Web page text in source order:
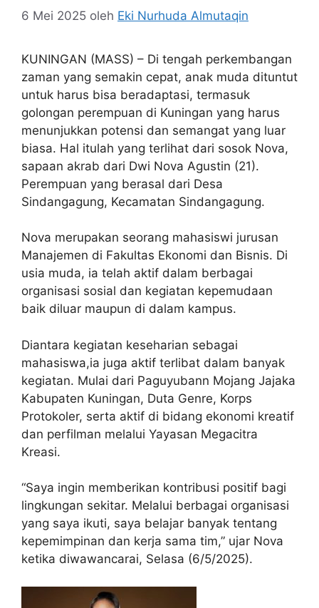
6 Mei 2025 oleh Eki Nurhuda Almutaqin
KUNINGAN (MASS) – Di tengah perkembangan
zaman yang semakin cepat, anak muda dituntut
untuk harus bisa beradaptasi, termasuk
golongan perempuan di Kuningan yang harus
menunjukkan potensi dan semangat yang luar
biasa. Hal itulah yang terlihat dari sosok Nova,
sapaan akrab dari Dwi Nova Agustin (21).
Perempuan yang berasal dari Desa
Sindangagung, Kecamatan Sindangagung.
Nova merupakan seorang mahasiswi jurusan
Manajemen di Fakultas Ekonomi dan Bisnis. Di
usia muda, ia telah aktif dalam berbagai
organisasi sosial dan kegiatan kepemudaan
baik diluar maupun di dalam kampus.
Diantara kegiatan keseharian sebagai
mahasiswa,ia juga aktif terlibat dalam banyak
kegiatan. Mulai dari Paguyubann Mojang Jajaka
Kabupaten Kuningan, Duta Genre, Korps
Protokoler, serta aktif di bidang ekonomi kreatif
dan perfilman melalui Yayasan Megacitra
Kreasi.
“Saya ingin memberikan kontribusi positif bagi
lingkungan sekitar. Melalui berbagai organisasi
yang saya ikuti, saya belajar banyak tentang
kepemimpinan dan kerja sama tim,” ujar Nova
ketika diwawancarai, Selasa (6/5/2025).